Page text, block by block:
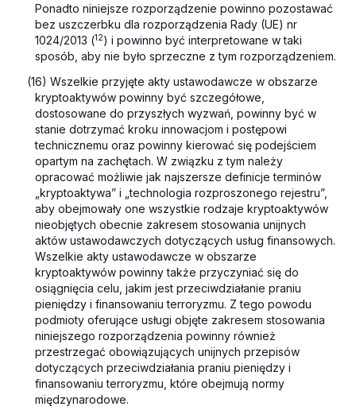
Ponadto niniejsze rozporządzenie powinno pozostawać
bez uszczerbku dla rozporządzenia Rady (UE) nr
1024/2013 (12) i powinno być interpretowane w taki
sposób, aby nie było sprzeczne z tym rozporządzeniem.
(16) Wszelkie przyjęte akty ustawodawcze w obszarze
kryptoaktywów powinny być szczegółowe,
dostosowane do przyszłych wyzwań, powinny być w
stanie dotrzymać kroku innowacjom i postępowi
technicznemu oraz powinny kierować się podejściem
opartym na zachętach. W związku z tym należy
opracować możliwie jak najszersze definicje terminów
„kryptoaktywa” i „technologia rozproszonego rejestru”,
aby obejmowały one wszystkie rodzaje kryptoaktywów
nieobjętych obecnie zakresem stosowania unijnych
aktów ustawodawczych dotyczących usług finansowych.
Wszelkie akty ustawodawcze w obszarze
kryptoaktywów powinny także przyczyniać się do
osiągnięcia celu, jakim jest przeciwdziałanie praniu
pieniędzy i finansowaniu terroryzmu. Z tego powodu
podmioty oferujące usługi objęte zakresem stosowania
niniejszego rozporządzenia powinny również
przestrzegać obowiązujących unijnych przepisów
dotyczących przeciwdziałania praniu pieniędzy i
finansowaniu terroryzmu, które obejmują normy
międzynarodowe.